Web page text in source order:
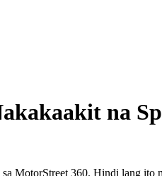
na
MotorStreet 360. Hindi lang